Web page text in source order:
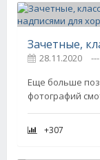
28.11.2020 ---
Еще больше
фотографий
+307